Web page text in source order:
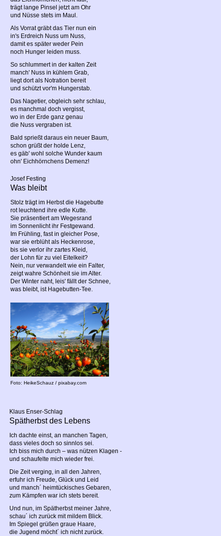
trägt lange Pinsel jetzt am Ohr
und Nüsse stets im Maul.
Als Vorrat gräbt das Tier nun ein
in's Erdreich Nuss um Nuss,
damit es später weder Pein
noch Hunger leiden muss.
So schlummert in der kalten Zeit
manch' Nuss in kühlem Grab,
liegt dort als Notration bereit
und schützt vor'm Hungerstab.
Das Nagetier, obgleich sehr schlau,
es manchmal doch vergisst,
wo in der Erde ganz genau
die Nuss vergraben ist.
Bald sprießt daraus ein neuer Baum,
schon grüßt der holde Lenz,
es gäb' wohl solche Wunder kaum
ohn' Eichhörnchens Demenz!
Josef Festing
Was bleibt
Stolz trägt im Herbst die Hagebutte
rot leuchtend ihre edle Kutte.
Sie präsentiert am Wegesrand
im Sonnenlicht ihr Festgewand.
Im Frühling, fast in gleicher Pose,
war sie erblüht als Heckenrose,
bis sie verlor ihr zartes Kleid,
der Lohn für zu viel Eitelkeit?
Nein, nur verwandelt wie ein Falter,
zeigt wahre Schönheit sie im Alter.
Der Winter naht, leis' fällt der Schnee,
was bleibt, ist Hagebutten-Tee.
Foto: HeikeSchauz / pixabay.com
Klaus Enser-Schlag
Spätherbst des Lebens
Ich dachte einst, an manchen Tagen,
dass vieles doch so sinnlos sei.
Ich biss mich durch – was nützen Klagen -
und schaufelte mich wieder frei.
Die Zeit verging, in all den Jahren,
erfuhr ich Freude, Glück und Leid
und manch´ heimtückisches Gebaren,
zum Kämpfen war ich stets bereit.
Und nun, im Spätherbst meiner Jahre,
schau´ ich zurück mit mildem Blick.
Im Spiegel grüßen graue Haare,
die Jugend möcht´ ich nicht zurück.